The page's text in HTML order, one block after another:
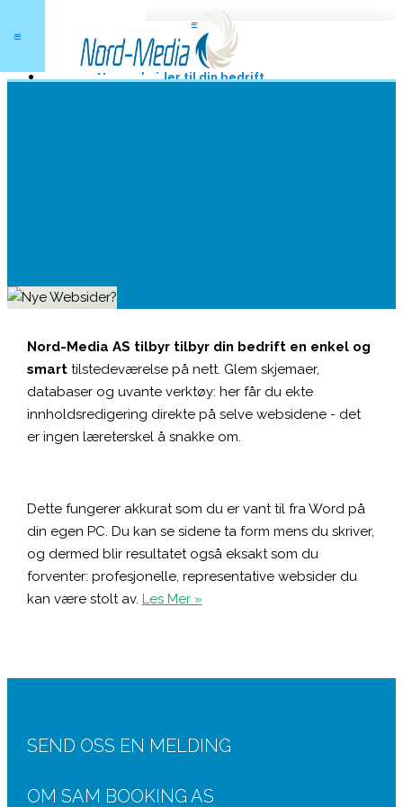
≡
≡
Hjem
Nye websider til din bedrift
Nord-Media AS tilbyr tilbyr din bedrift en enkel og
smarttilstedeværelse på nett. Glem skjemaer,
databaser og uvante verktøy: her får du ekte
innholdsredigering direkte på selve websidene - det
er ingen læreterskel å snakke om.
Dette fungerer akkurat som du er vant til fra Word på
din egen PC. Du kan se sidene ta form mens du skriver,
og dermed blir resultatet også eksakt som du
forventer: profesjonelle, representative websider du
kan være stolt av. Les Mer »
SEND OSS EN MELDING
OM SAM BOOKING AS